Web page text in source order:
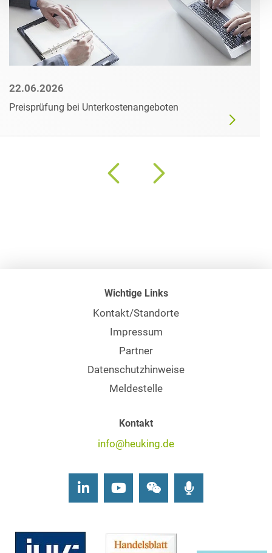
22.06.2026
Preisprüfung bei Unterkostenangeboten
Wichtige Links
Kontakt/Standorte
Impressum
Partner
Datenschutzhinweise
Meldestelle
Kontakt
info@heuking.de
LinkedInYoutubeWechat